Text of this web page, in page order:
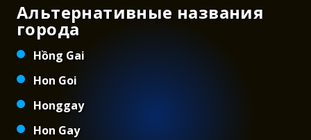
Альтернативные названия
города
Hồng Gai
Hon Goi
Honggay
Hon Gay